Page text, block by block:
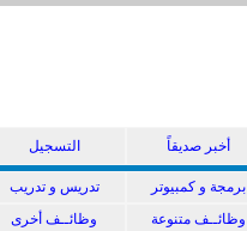
أخبر صديقاً التسجيل
برمجة و كمبيوتر
تدريس و تدريب
وظائــف متنوعة
وظائــف أخرى